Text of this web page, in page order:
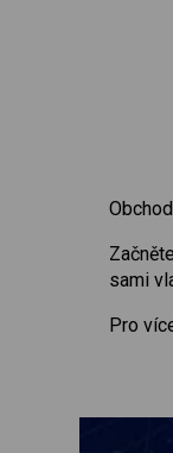
sami
Pro